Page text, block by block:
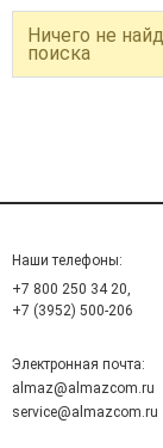
Ничего не
поиска
Наши телефоны:
+7 800 250 34 20,
+7 (3952) 500-206
Электронная почта:
almaz@almazcom.ru
service@almazcom.ru